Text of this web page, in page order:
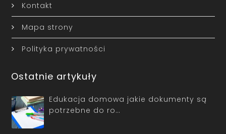
Kontakt
Mapa strony
Polityka prywatności
Ostatnie artykuły
Edukacja domowa jakie dokumenty są
potrzebne do ro…